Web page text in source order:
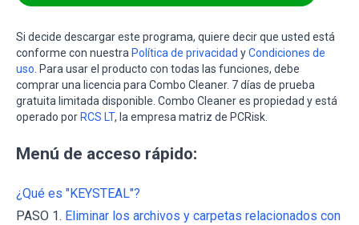
Si decide descargar este programa, quiere decir que usted está
conforme con nuestra Política de privacidad yCondiciones de
uso . Para usar el producto con todas las funciones, debe
comprar una licencia para Combo Cleaner. 7 días de prueba
gratuita limitada disponible. Combo Cleaner es propiedad y está
operado por RCS LT, la empresa matriz de PCRisk.
Menú de acceso rápido:
¿Qué es "KEYSTEAL"?
PASO 1. Eliminar los archivos y carpetas relacionados con